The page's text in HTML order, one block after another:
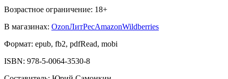
Возрастное ограничение: 18+
В магазинах: OzonЛитРесAmazonWildberries
Формат: epub, fb2, pdfRead, mobi
ISBN: 978-5-0064-3530-8